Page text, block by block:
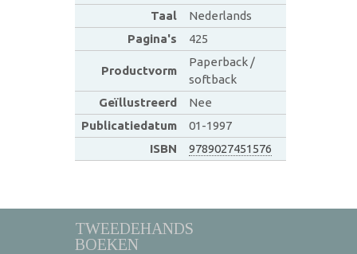
Taal
Nederlands
Pagina's
425
Productvorm
Paperback /
softback
Geïllustreerd
Nee
Publicatiedatum
01-1997
ISBN
9789027451576
TWEEDEHANDS
BOEKEN